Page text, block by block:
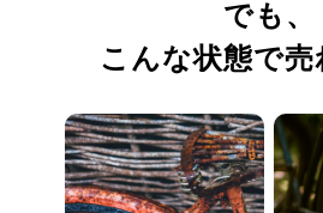
でも、
こんな状態で売